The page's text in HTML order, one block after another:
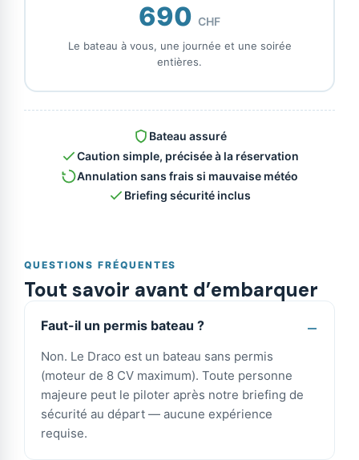
690 CHF
Le bateau à vous, une journée et une soirée
entières.
Bateau assuré
Caution simple, précisée à la réservation
Annulation sans frais si mauvaise météo
Briefing sécurité inclus
QUESTIONS FRÉQUENTES
Tout savoir avant d’embarquer
Faut-il un permis bateau ?
Non. Le Draco est un bateau sans permis
(moteur de 8 CV maximum). Toute personne
majeure peut le piloter après notre briefing de
sécurité au départ — aucune expérience
requise.